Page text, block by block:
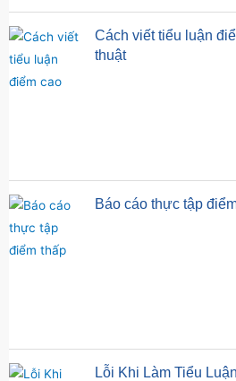
Cách viết tiểu luận
thuật
Báo cáo thực tập
Lỗi Khi Làm Tiểu